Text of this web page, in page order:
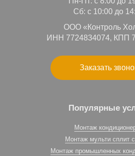
Сб: с 10:00 до
ООО «Контроль
ИНН 7724834074, КПП
Заказать
Популярные
Монтаж
Монтаж мульти сплит
Монтаж промышленных